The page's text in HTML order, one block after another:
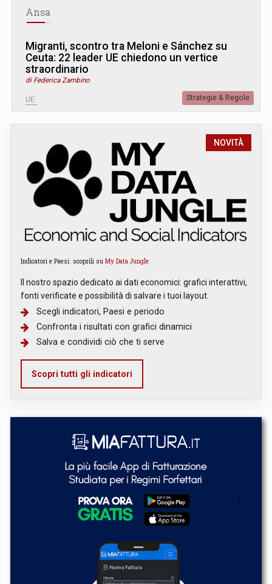
Ansa
Migranti, scontro tra Meloni e Sánchez su
Ceuta: 22 leader UE chiedono un vertice
straordinario
di Federica Zambino
UE Strategie & Regole
NOVITÀ
Indicatori e Paesi: scoprili su My Data Jungle
Il nostro spazio dedicato ai dati economici: grafici interattivi,
fonti verificate e possibilità di salvare i tuoi layout.
Scegli indicatori, Paesi e periodo
Confronta i risultati con grafici dinamici
Salva e condividi ciò che ti serve
Scopri tutti gli indicatori